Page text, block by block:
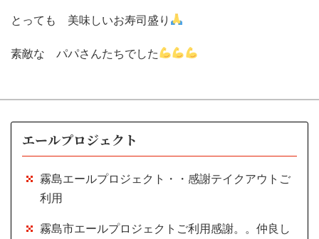
とっても 美味しいお寿司盛り
素敵な パパさんたちでした
エールプロジェクト
霧島エールプロジェクト・・感謝テイクアウトご
利用
霧島市エールプロジェクトご利用感謝。。仲良し